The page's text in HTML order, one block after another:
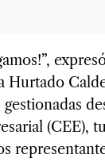
Hurtado
(CEE),